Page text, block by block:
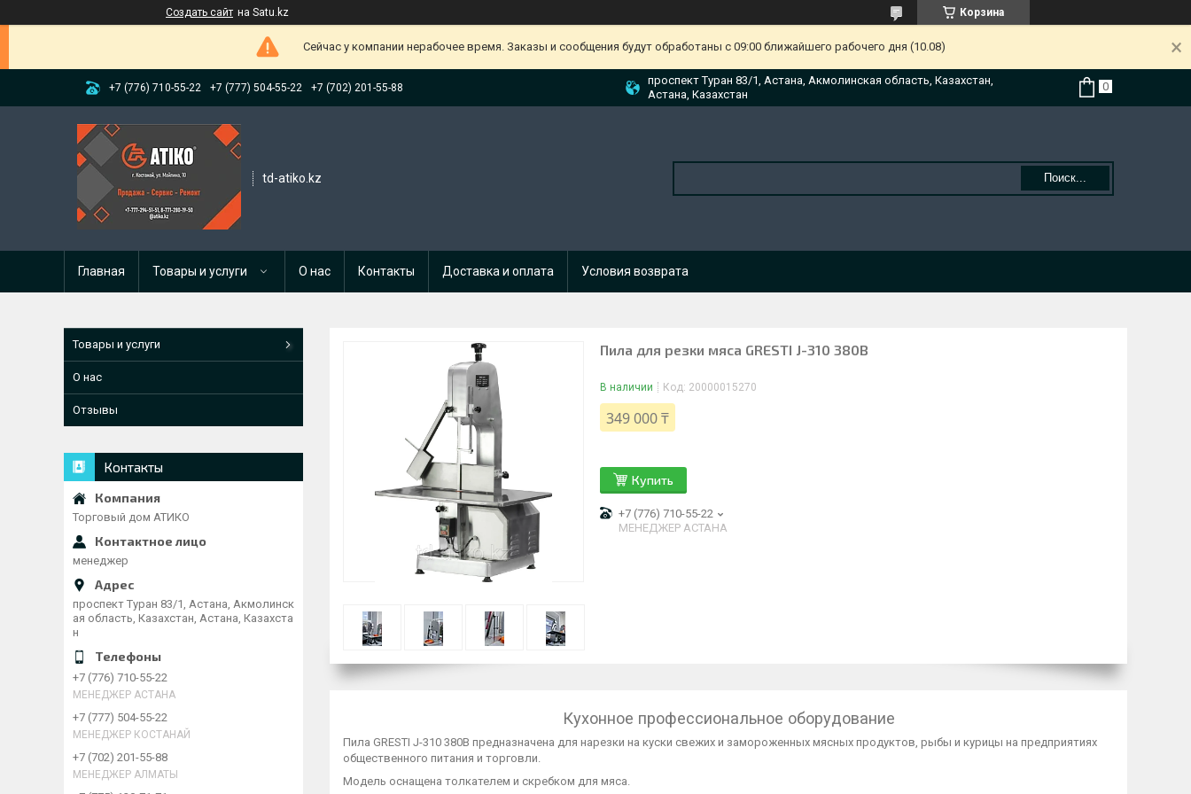
Создать сайт на Satu.kz Корзина
Сейчас у компании нерабочее время. Заказы и сообщения будут обработаны с 09:00 ближайшего рабочего дня (10.08)
+7 (776) 710-55-22 +7 (777) 504-55-22 +7 (702) 201-55-88
проспект Туран 83/1, Астана, Акмолинская область, Казахстан,
Астана, Казахстан
td-atiko.kz Поиск...
Главная Товары и услуги О нас Контакты Доставка и оплата Условия возврата
Пила для резки мяса GRESTI J-310 380В
В наличии Код: 20000015270
349 000 ₸
Купить
+7 (776) 710-55-22
МЕНЕДЖЕР АСТАНА
Кухонное профессиональное оборудование
Пила GRESTI J-310 380В предназначена для нарезки на куски свежих и замороженных мясных продуктов, рыбы и курицы на предприятиях
общественного питания и торговли.
Модель оснащена толкателем и скребком для мяса.
Товары и услуги
О нас
Отзывы
Контакты
Торговый дом АТИКО
менеджер
проспект Туран 83/1, Астана, Акмолинск
ая область, Казахстан, Астана, Казахста
н
+7 (776) 710-55-22
МЕНЕДЖЕР АСТАНА
+7 (777) 504-55-22
МЕНЕДЖЕР КОСТАНАЙ
+7 (702) 201-55-88
МЕНЕДЖЕР АЛМАТЫ